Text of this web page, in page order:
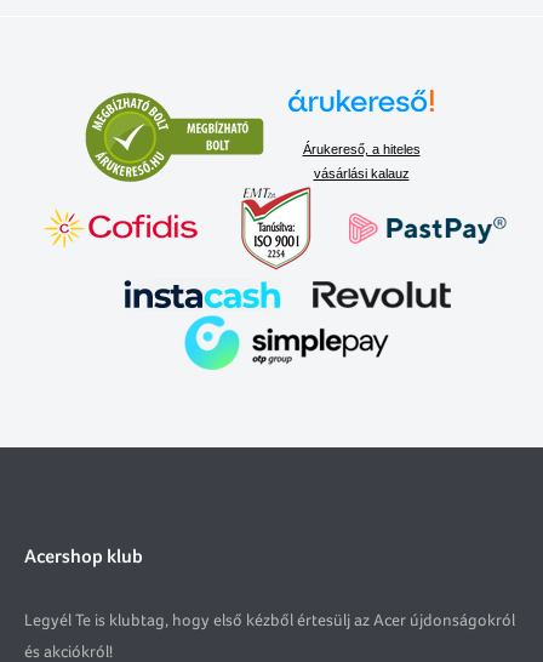
Árukereső, a hiteles
vásárlási kalauz
Acershop klub
Legyél Te is klubtag, hogy első kézből értesülj az Acer újdonságokról
és akciókról!